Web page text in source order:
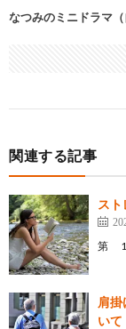
なつみのミニドラマ（
関連する記事
ス
第
肩
いて